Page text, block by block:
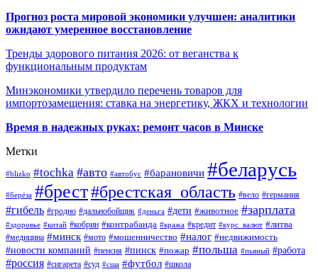
Прогноз роста мировой экономики улучшен: аналитики
ожидают умеренное восстановление
Тренды здорового питания 2026: от веганства к
функциональным продуктам
Минэкономики утвердило перечень товаров для
импортозамещения: ставка на энергетику, ЖКХ и технологии
Время в надежных руках: ремонт часов в Минске
Метки
#blizko #tochka #авто #автобус #барановичи #беларусь
#берёза #брест#брестская_область #вело #германия
#гибель #гродно #дальнобойщик #деньга #дети #животное #зарплата
#здоровье #китай #кобрин #контрабанда #кража #кредит #курс_валют #литва
#медицина #минск #мото #мошенничество #налог #недвижимость
#новости компаний #пенсия #пинск #пожар #польша #пьяный #работа
#россия #сигарета #суд #сша #футбол #школа